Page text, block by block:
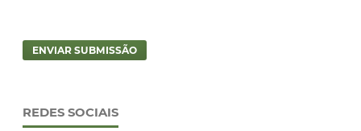
ENVIAR SUBMISSÃO
REDES SOCIAIS